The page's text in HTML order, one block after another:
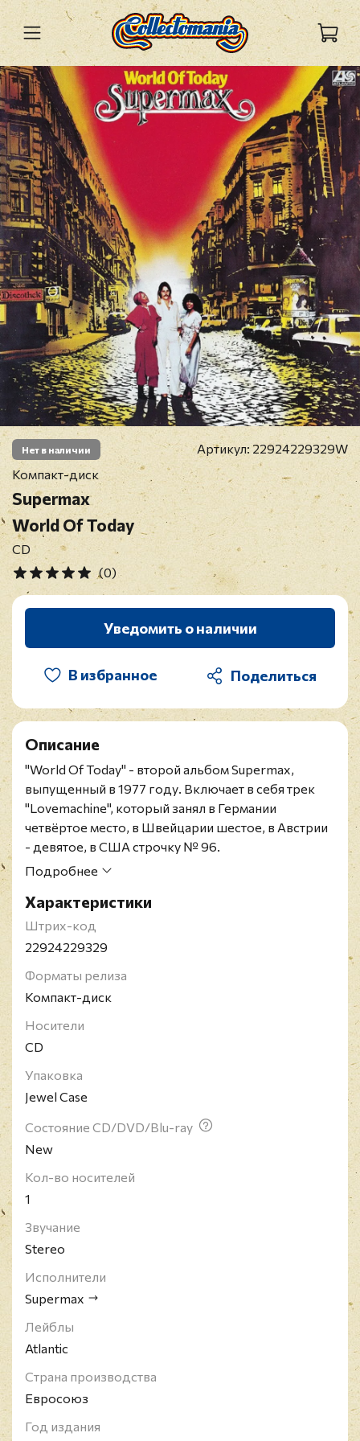
Нет в наличии Артикул: 22924229329W
Компакт-диск
Supermax
World Of Today
CD
(0)
Уведомить о наличии
В избранное
Описание
"World Of Today" - второй альбом Supermax,
выпущенный в 1977 году. Включает в себя трек
"Lovemachine", который занял в Германии
четвёртое место, в Швейцарии шестое, в Австрии
- девятое, в США строчку № 96.
Supermax - проект австрийского музыканта Kurt
Supermax вобрала в себя множество
музыкальных стилей: соул, фанк, диско, джаз,
регги, африканские ритмы и др. Kurt Hauenstein
участие в фестивале "Reggae Sunsplash",
проходившем на Ямайке.
Подробнее
Характеристики
Штрих-код
22924229329
Форматы релиза
Компакт-диск
Носители
CD
Упаковка
Jewel Case
Состояние CD/DVD/Blu-ray
New
Кол-во носителей
1
Звучание
Stereo
Исполнители
Supermax
Лейблы
Atlantic
Страна производства
Евросоюз
Год издания